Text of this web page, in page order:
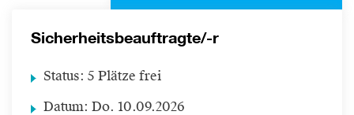
Sicherheitsbeauftragte/-r
Status: 5 Plätze frei
Datum: Do. 10.09.2026